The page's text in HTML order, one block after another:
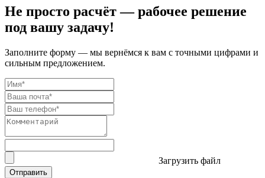
Не просто расчёт — рабочее решение
под вашу задачу!
Заполните форму — мы вернёмся к вам с точными цифрами и
сильным предложением.
Загрузить файл
Отправить